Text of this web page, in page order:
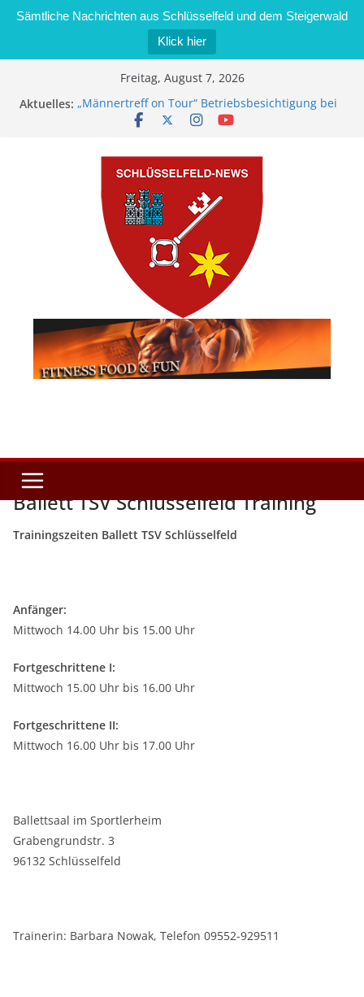
Sämtliche Nachrichten aus Schlüsselfeld und dem Steigerwald
Klick hier
Freitag, August 7, 2026
Aktuelles: „Männertreff on Tour“ Betriebsbesichtigung bei
der Schreinerei Zimmermann GmbH
Brand in Sägewerk in Bernroth schnell unter
Kontrolle
Stadt Schlüsselfeld bietet Online-Anmeldung für
Kindergartenplätze an
Dieseldiebstahl im Wert von 600 Euro
Ballett TSV Schlüsselfeld Training
Trainingszeiten Ballett TSV Schlüsselfeld
Anfänger:
Mittwoch 14.00 Uhr bis 15.00 Uhr
Fortgeschrittene I:
Mittwoch 15.00 Uhr bis 16.00 Uhr
Fortgeschrittene II:
Mittwoch 16.00 Uhr bis 17.00 Uhr
Ballettsaal im Sportlerheim
Grabengrundstr. 3
96132 Schlüsselfeld
Trainerin: Barbara Nowak, Telefon 09552-929511